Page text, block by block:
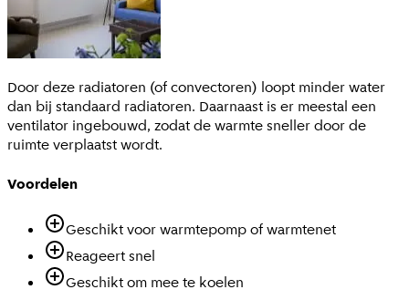
Door deze radiatoren (of convectoren) loopt minder water
dan bij standaard radiatoren. Daarnaast is er meestal een
ventilator ingebouwd, zodat de warmte sneller door de
ruimte verplaatst wordt.
Voordelen
Geschikt voor warmtepomp of warmtenet
Reageert snel
Geschikt om mee te koelen